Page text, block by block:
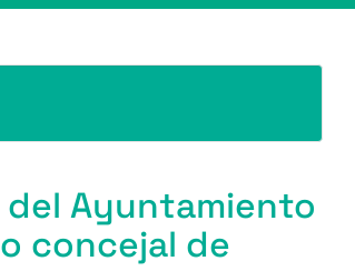
Ayuntamiento
concejal de